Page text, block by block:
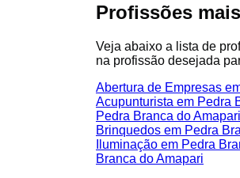
Profissões
Veja abaixo a lista de
na profissão desejada
Abertura de Empresas
Acupunturista em Pedra
Pedra Branca do Amapari
Brinquedos em Pedra
Iluminação em Pedra
Branca do Amapari